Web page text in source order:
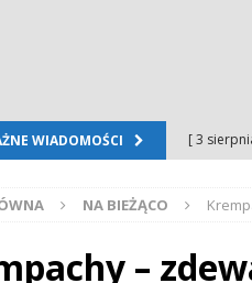
WIADOMOŚCI [ 3
[ 2
[ 2
NA BIEŻĄCO
–